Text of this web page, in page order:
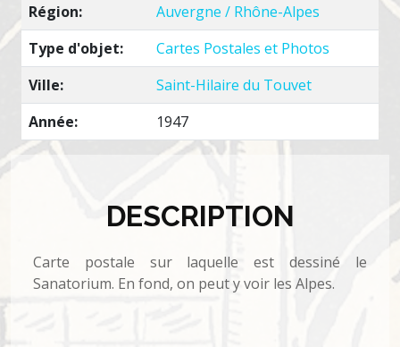
Région:
Auvergne / Rhône-Alpes
Type d'objet:
Cartes Postales et Photos
Ville:
Saint-Hilaire du Touvet
Année:
1947
DESCRIPTION
Carte postale sur laquelle est dessiné le
Sanatorium. En fond, on peut y voir les Alpes.